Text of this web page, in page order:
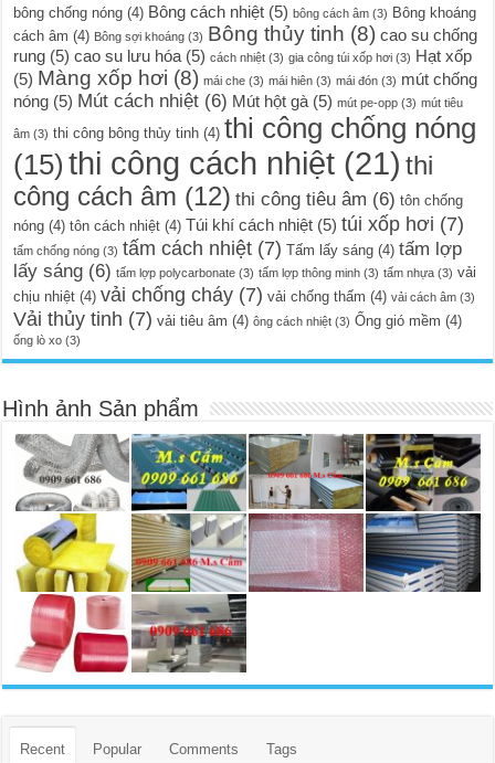
bông chống nóng (4) Bông cách nhiệt (5) bông cách âm (3) Bông khoáng
cách âm (4) Bông sợi khoáng (3) Bông thủy tinh (8) cao su chống
rung (5) cao su lưu hóa (5) cách nhiệt (3) gia công túi xốp hơi (3) Hạt xốp
(5) Màng xốp hơi (8) mái che (3) mái hiên (3) mái đón (3) mút chống
nóng (5) Mút cách nhiệt (6) Mút hột gà (5) mút pe-opp (3) mút tiêu
âm (3) thi công bông thủy tinh (4) thi công chống nóng
(15) thi công cách nhiệt (21) thi
công cách âm (12) thi công tiêu âm (6) tôn chống
nóng (4) tôn cách nhiệt (4) Túi khí cách nhiệt (5) túi xốp hơi (7)
tấm chống nóng (3) tấm cách nhiệt (7) Tấm lấy sáng (4) tấm lợp
lấy sáng (6) tấm lợp polycarbonate (3) tấm lợp thông minh (3) tấm nhựa (3) vải
chịu nhiệt (4) vải chống cháy (7) vải chống thấm (4) vải cách âm (3)
Vải thủy tinh (7) vải tiêu âm (4) ông cách nhiệt (3) Ống gió mềm (4)
ống lò xo (3)
Hình ảnh Sản phẩm
Recent Popular Comments Tags